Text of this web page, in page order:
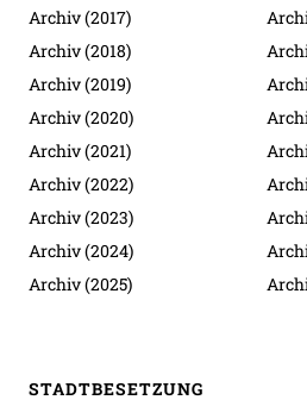
Archiv (2017)
Archiv (2018)
Archiv (2019)
Archiv (2020)
Archiv (2021)
Archiv (2022)
Archiv (2023)
Archiv (2024)
Archiv (2025)
STADTBESETZUNG